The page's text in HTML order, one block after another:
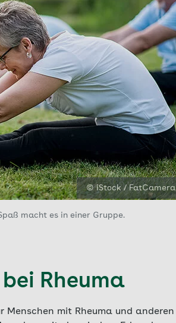
© iStock / FatCamera
macht es in einer Gruppe.
Rheuma
mit Rheuma und anderen